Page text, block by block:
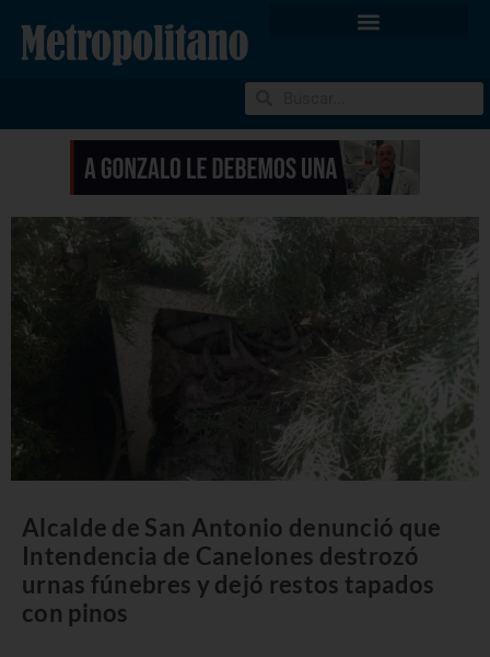
Alcalde de San Antonio denunció que
Intendencia de Canelones destrozó
urnas fúnebres y dejó restos tapados
con pinos